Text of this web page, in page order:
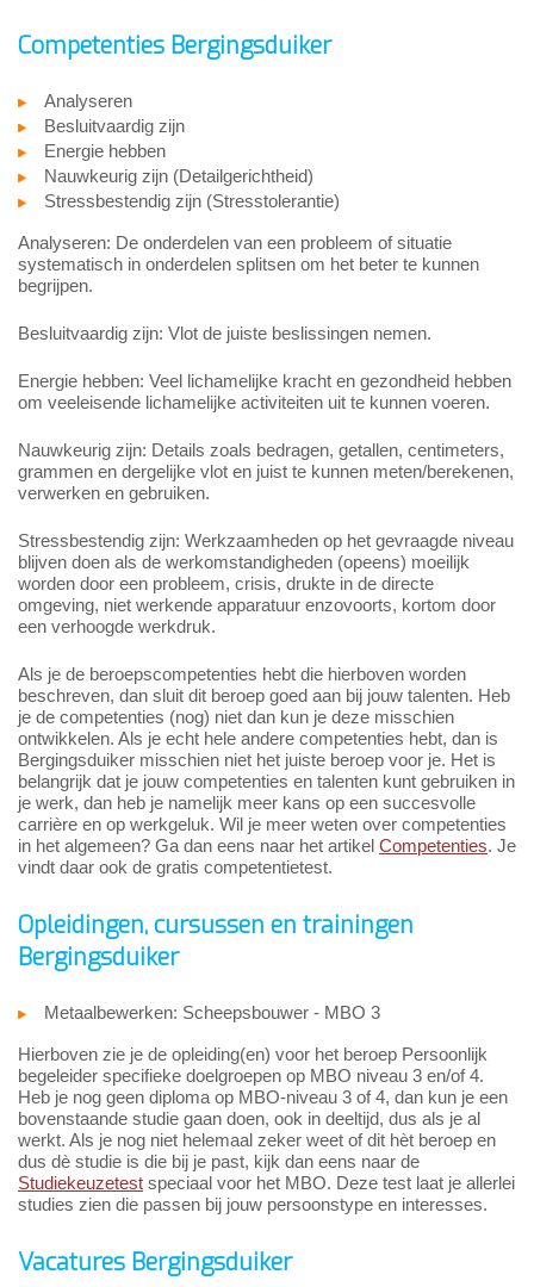
Competenties Bergingsduiker
Analyseren
Besluitvaardig zijn
Energie hebben
Nauwkeurig zijn (Detailgerichtheid)
Stressbestendig zijn (Stresstolerantie)
Analyseren: De onderdelen van een probleem of situatie
systematisch in onderdelen splitsen om het beter te kunnen
begrijpen.
Besluitvaardig zijn: Vlot de juiste beslissingen nemen.
Energie hebben: Veel lichamelijke kracht en gezondheid hebben
om veeleisende lichamelijke activiteiten uit te kunnen voeren.
Nauwkeurig zijn: Details zoals bedragen, getallen, centimeters,
grammen en dergelijke vlot en juist te kunnen meten/berekenen,
verwerken en gebruiken.
Stressbestendig zijn: Werkzaamheden op het gevraagde niveau
blijven doen als de werkomstandigheden (opeens) moeilijk
worden door een probleem, crisis, drukte in de directe
omgeving, niet werkende apparatuur enzovoorts, kortom door
een verhoogde werkdruk.
Als je de beroepscompetenties hebt die hierboven worden
beschreven, dan sluit dit beroep goed aan bij jouw talenten. Heb
je de competenties (nog) niet dan kun je deze misschien
ontwikkelen. Als je echt hele andere competenties hebt, dan is
Bergingsduiker misschien niet het juiste beroep voor je. Het is
belangrijk dat je jouw competenties en talenten kunt gebruiken in
je werk, dan heb je namelijk meer kans op een succesvolle
carrière en op werkgeluk. Wil je meer weten over competenties
in het algemeen? Ga dan eens naar het artikel Competenties. Je
vindt daar ook de gratis competentietest.
Opleidingen, cursussen en trainingen
Bergingsduiker
Metaalbewerken: Scheepsbouwer - MBO 3
Hierboven zie je de opleiding(en) voor het beroep Persoonlijk
begeleider specifieke doelgroepen op MBO niveau 3 en/of 4.
Heb je nog geen diploma op MBO-niveau 3 of 4, dan kun je een
bovenstaande studie gaan doen, ook in deeltijd, dus als je al
werkt. Als je nog niet helemaal zeker weet of dit hèt beroep en
dus dè studie is die bij je past, kijk dan eens naar de
Studiekeuzetest speciaal voor het MBO. Deze test laat je allerlei
studies zien die passen bij jouw persoonstype en interesses.
Vacatures Bergingsduiker